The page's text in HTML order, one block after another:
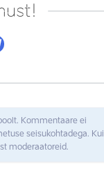
Kommentaare ei
seisukohtadega. Kui
moderaatoreid.